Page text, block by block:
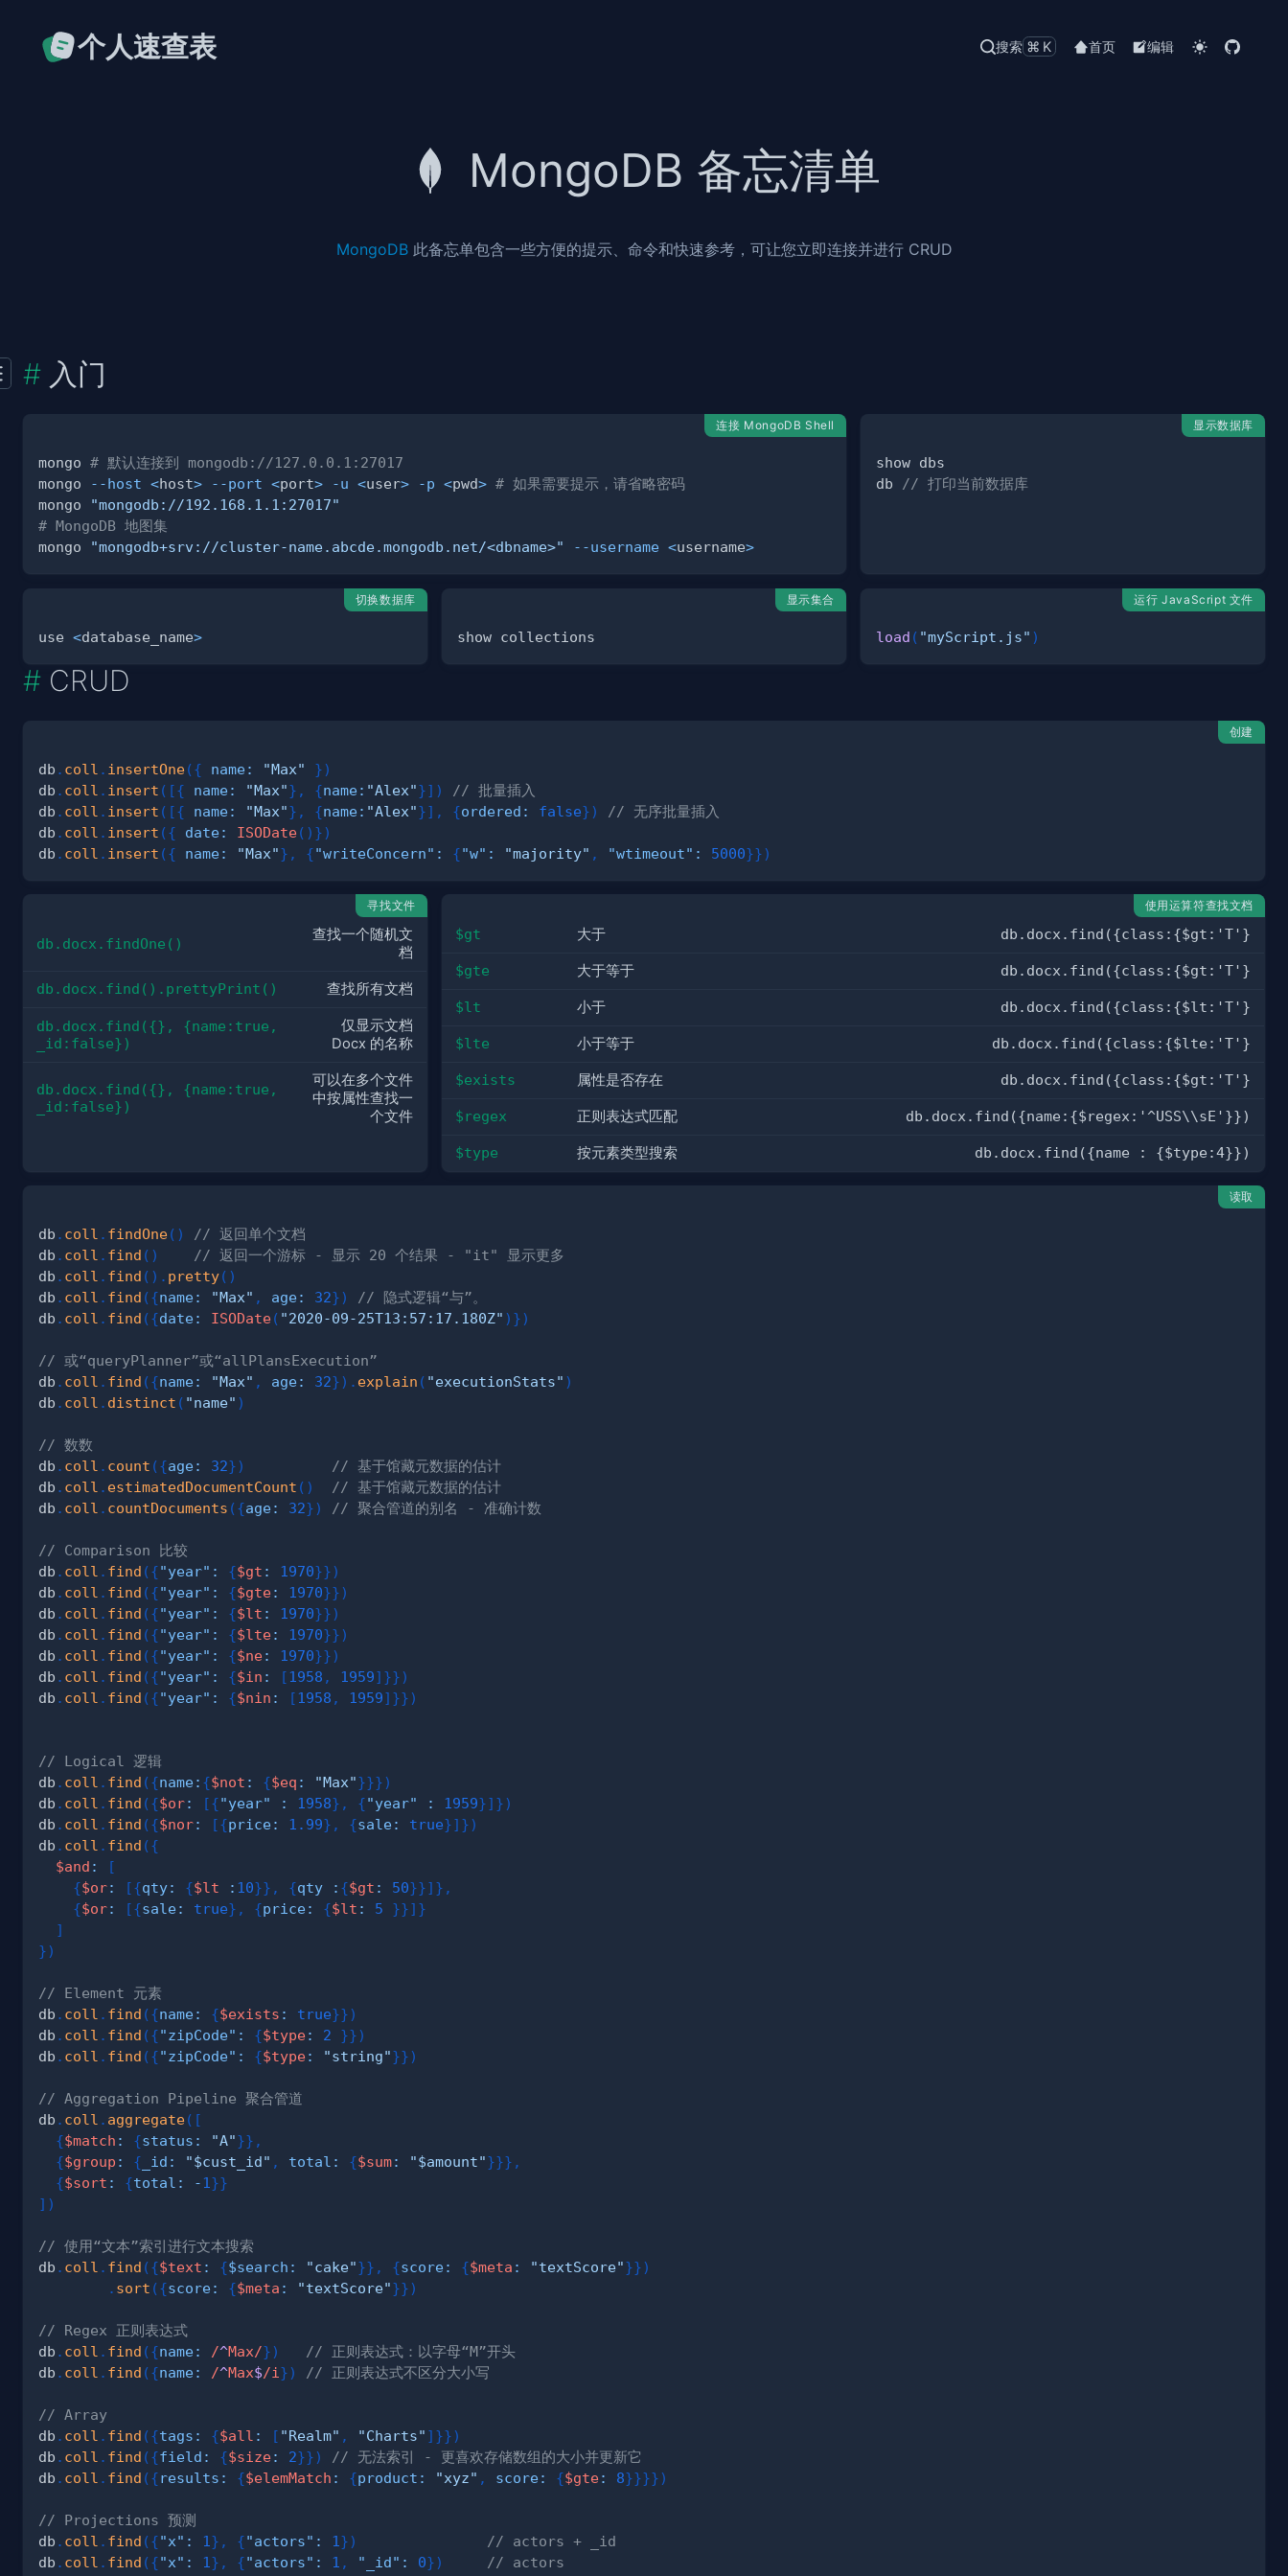
个人速查表 搜索 ⌘K 首页 编辑
MongoDB 备忘清单
MongoDB此备忘单包含一些方便的提示、命令和快速参考，可让您立即连接并进行 CRUD
入门
连接 MongoDB Shell
mongo # 默认连接到 mongodb://127.0.0.1:27017
mongo
--host <host> --port <port> -u <user> -p <pwd> # 如果需要提示，请省略密码
mongo
"mongodb://192.168.1.1:27017"
# MongoDB 地图集
mongo
"mongodb+srv://cluster-name.abcde.mongodb.net/<dbname>" --username <username>
显示数据库
db
// 打印当前数据库
切换数据库
use <database_name>
显示集合 运行 JavaScript 文件
load ( "myScript.js" )
CRUD
创建
db . coll . insertOne({ name: "Max" })
db . coll . insert ( [{ name: "Max"} , {name: "Alex"}] )
// 批量插入
db . coll . insert ( [{ name: "Max"} , {name: "Alex"}] , {ordered : false})
// 无序批量插入
db . coll . insert ({ date: ISODate( ) })
db . coll . insert ({ name: "Max"} , {"writeConcern" : {"w" : "majority" , "wtimeout" : 5000}})
寻找文件
db.docx.findOne()
查找一个随机文
档
db.docx.find().prettyPrint() 查找所有文档
db.docx.find({}, {name:true,
_id:false})
仅显示文档
Docx 的名称
db.docx.find({}, {name:true,
_id:false})
可以在多个文件
中按属性查找一
个文件
使用运算符查找文档
$gt 大于 db.docx.find({class:{$gt:'T'}
$gte 大于等于 db.docx.find({class:{$gt:'T'}
$lt 小于 db.docx.find({class:{$lt:'T'}
$lte 小于等于 db.docx.find({class:{$lte:'T'}
$exists 属性是否存在 db.docx.find({class:{$gt:'T'}
$regex 正则表达式匹配 db.docx.find({name:{$regex:'^USS\\sE'}})
$type 按元素类型搜索 db.docx.find({name : {$type:4}})
读取
db . coll . findOne( )
// 返回单个文档
db . coll . find ( )
// 返回一个游标 - 显示 20 个结果 - "it" 显示更多
db . coll . find ( ) . pretty( )
db . coll . find ({name: "Max" , age: 32})
// 隐式逻辑“与”。
db . coll . find ({date: ISODate( "2020-09-25T13:57:17.180Z" ) })
// 或“queryPlanner”或“allPlansExecution”
db . coll . find ({name: "Max" , age: 32}) . explain ( "executionStats" )
db . coll . distinct ( "name" )
// 数数
db . coll . count ({age: 32})
// 基于馆藏元数据的估计
db . coll . estimatedDocumentCount ( )
// 基于馆藏元数据的估计
db . coll . countDocuments ({age: 32}) // 聚合管道的别名 - 准确计数
// Comparison 比较
db . coll . find ({"year" : {$gt : 1970}})
db . coll . find ({"year" : {$gte: 1970}})
db . coll . find ({"year" : {$lt : 1970}})
db . coll . find ({"year" : {$lte: 1970}})
db . coll . find ({"year" : {$ne: 1970}})
db . coll . find ({"year" : {$in : [1958 , 1959] }})
db . coll . find ({"year" : {$nin : [1958 , 1959] }})
// Logical 逻辑
db . coll . find ({name: {$not : {$eq : "Max"}}})
db . coll . find ({$or: [{"year" : 1958} , {"year" : 1959}] })
db . coll . find ({$nor: [{price: 1.99} , {sale: true}] })
db . coll . find ({
$and :
[
{$or: [{qty: {$lt : 10}} , {qty : {$gt : 50}}] } ,
{$or: [{sale: true} , {price: {$lt : 5 }}] }
]
})
// Element 元素
db . coll . find ({name: {$exists : true}})
db . coll . find ({"zipCode" : {$type: 2 }})
db . coll . find ({"zipCode" : {$type: "string"}})
// Aggregation Pipeline 聚合管道
db . coll . aggregate( [
{$match : {status : "A"}} ,
{$group : { _id : "$cust_id" , total : {$sum: "$amount"}}} ,
{$sort : {total : -1 }}
] )
// 使用“文本”索引进行文本搜索
db . coll . find ({$text : {$search : "cake"}} , {score: {$meta : "textScore"}})
. sort ({score: {$meta : "textScore"}})
// Regex 正则表达式
db . coll . find ({name: /^Max/})
// 正则表达式：以字母“M”开头
db . coll . find ({name: /^Max$/i }) // 正则表达式不区分大小写
// Array
db . coll . find ({tags : {$all : [ "Realm" , "Charts" ] }})
db . coll . find ({field : {$size: 2}})
// 无法索引 - 更喜欢存储数组的大小并更新它
db . coll . find ({results : {$elemMatch : {product : "xyz" , score: {$gte: 8}}}})
// Projections 预测
db . coll . find ({"x" : 1 } , {"actors" : 1 })
// actors + _id
db . coll . find ({"x" : 1 } , {"actors" : 1 , "_id" : 0})
// actors